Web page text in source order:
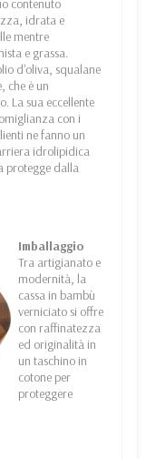
contenuto
idrata e
mentre
e grassa.
d'oliva, squalane
che è un
La sua eccellente
con i
ne fanno un
idrolipidica
protegge dalla
Imballaggio
Tra artigianato e
modernità, la
cassa in bambù
verniciato si offre
con raffinatezza
ed originalità in
un taschino in
cotone per
proteggere